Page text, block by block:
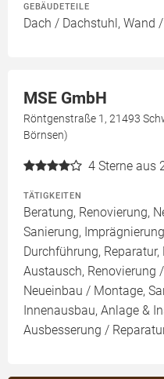
GEBÄUDETEILE
Dach / Dachstuhl, Wand
MSE GmbH
Röntgenstraße 1, 21493
Börnsen)
4 Sterne aus
TÄTIGKEITEN
Beratung, Renovierung,
Sanierung,
Durchführung,
Austausch, Renovierung
Neueinbau / Montage,
Innenausbau, Anlage &
Ausbesserung /